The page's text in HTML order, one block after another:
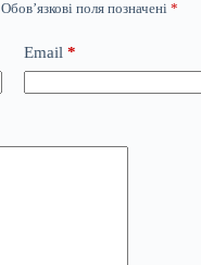
Обов’язкові поля позначені *
Email *